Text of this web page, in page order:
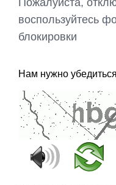
Пожалуйста,
воспользуйтесь
блокировки
Нам нужно